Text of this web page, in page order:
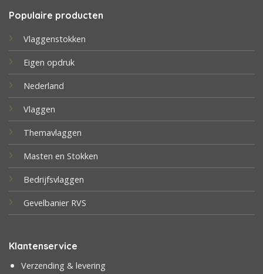
Populaire producten
Vlaggenstokken
Eigen opdruk
Nederland
Vlaggen
Themavlaggen
Masten en Stokken
Bedrijfsvlaggen
Gevelbanier RVS
Klantenservice
Verzending & levering